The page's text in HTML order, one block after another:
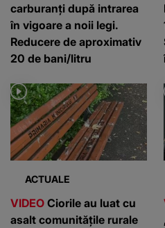
carburanți după intrarea
în vigoare a noii legi.
Reducere de aproximativ
20 de bani/litru
ACTUALE
VIDEO Ciorile au luat cu
asalt comunitățile rurale